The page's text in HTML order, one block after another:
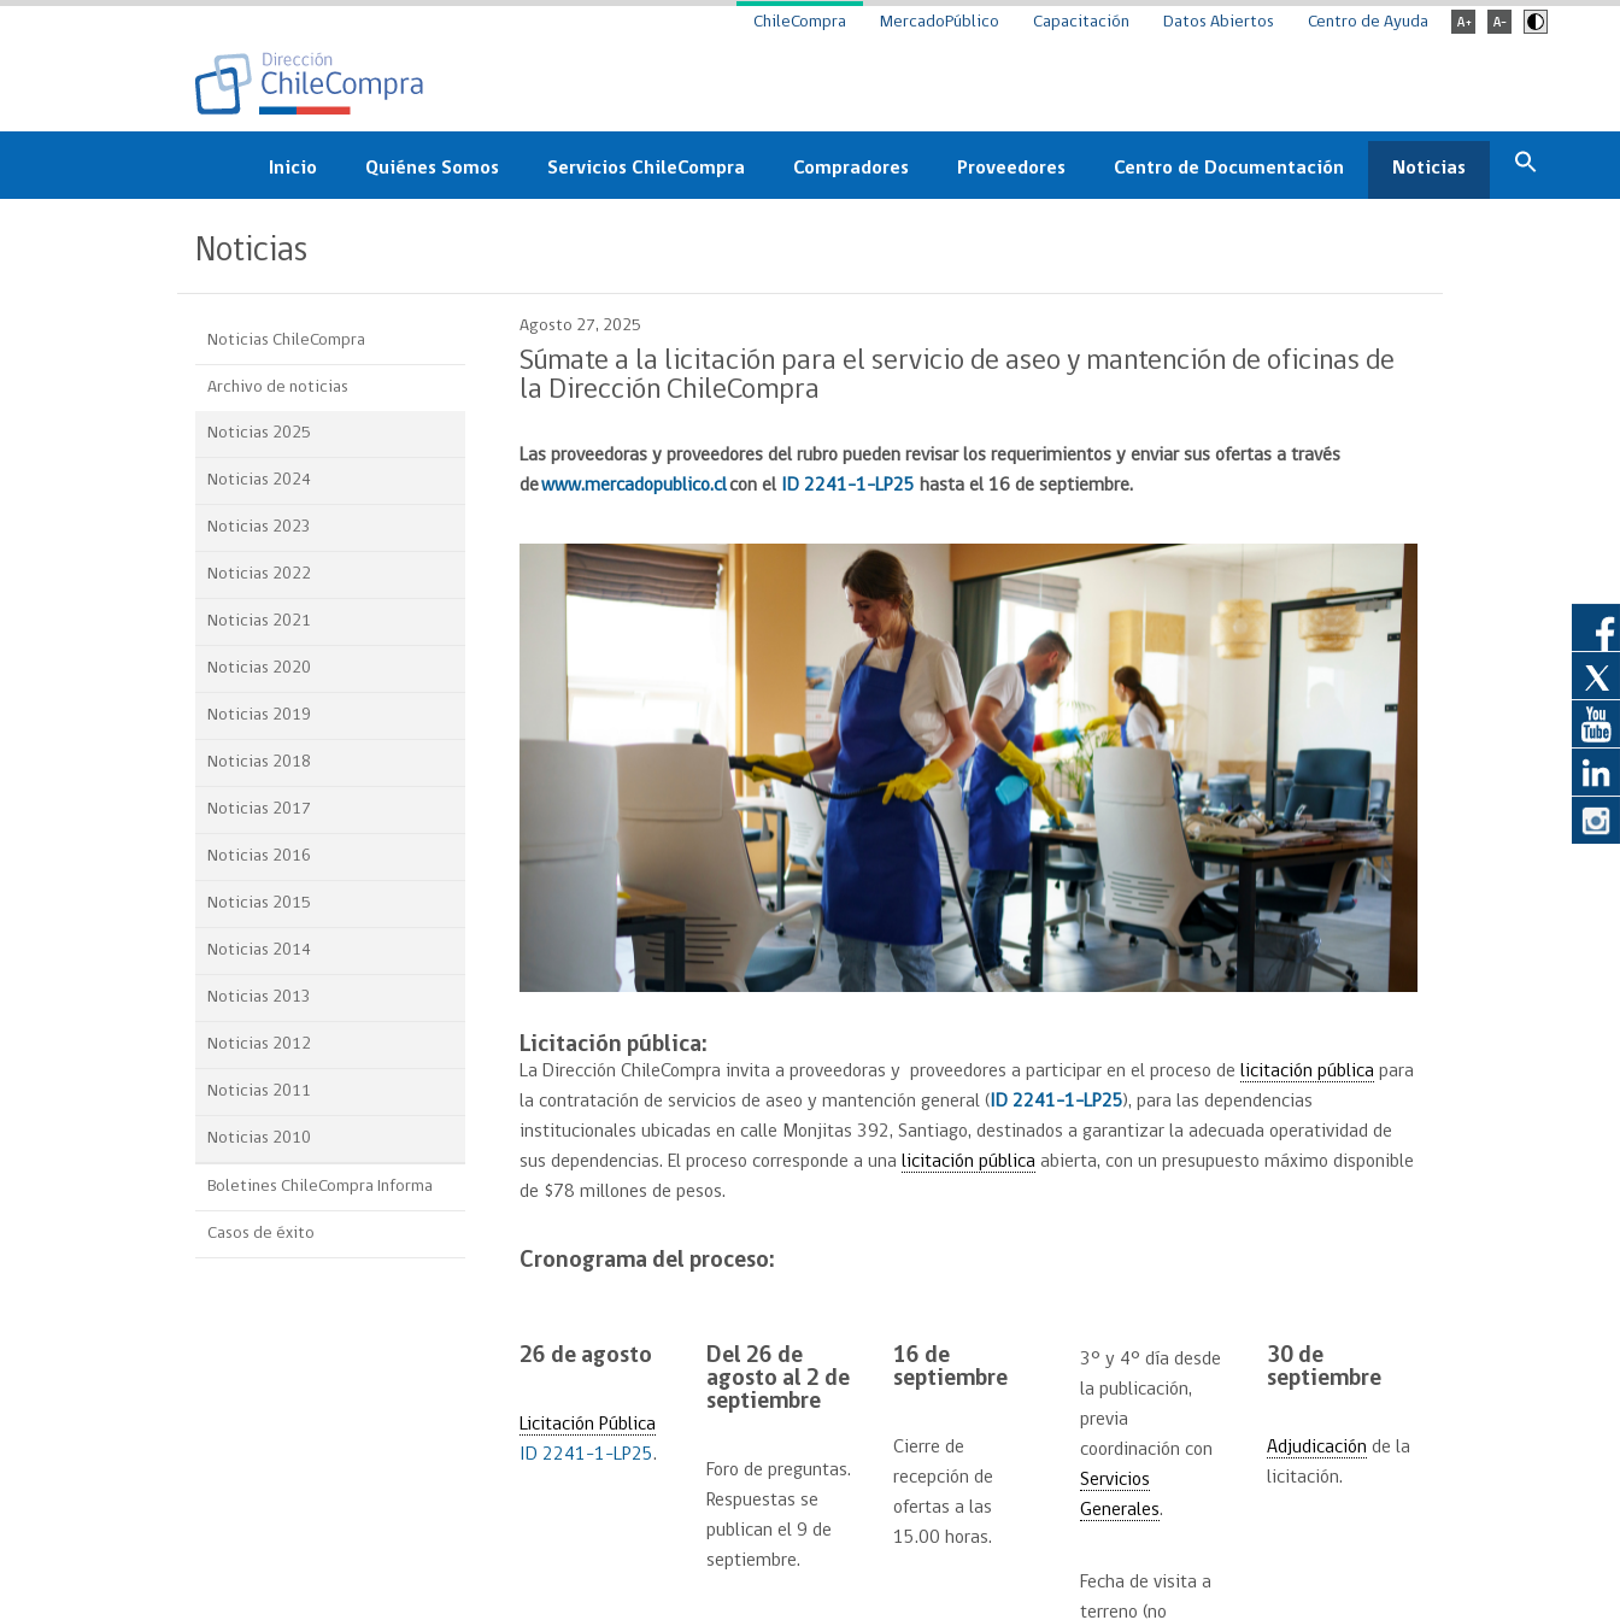
ChileCompra MercadoPúblico Capacitación Datos Abiertos Centro de Ayuda
Inicio Quiénes Somos
objetivos
Organigrama
Participación Ciudadana
Sé parte de nuestro equipo
Servicios ChileCompra
ChileCompra
Eficiencia
Capacitación ChileCompra:
Certificación competencias
Asesorías estratégicas
Datos Abiertos
API de Mercado Público
Compradores
Circular
Compra Ágil
Tipos de Licitaciones
Bases Tipo de Licitación
Trato directo
Subasta inversa
electrónica
Compra Pública de
Innovación
Gestión de Contratos
Compras públicas con
perspectiva de género
Proveedores
Convenio Marco
Trato directo
Subasta inversa
electrónica proveedor
Requisitos para obtener el
Sello Empresa Mujer
Centro de Documentación Noticias
Archivo de noticias
Boletines
ChileCompra
Noticias
Noticias ChileCompra
Archivo de noticias
Noticias 2025
Noticias 2024
Noticias 2023
Noticias 2022
Noticias 2021
Noticias 2020
Noticias 2019
Noticias 2018
Noticias 2017
Noticias 2016
Noticias 2015
Noticias 2014
Noticias 2013
Noticias 2012
Noticias 2011
Noticias 2010
Boletines ChileCompra Informa
Casos de éxito
Agosto 27, 2025
Súmate a la licitación para el servicio de aseo y mantención de oficinas de
la Dirección ChileCompra
Las proveedoras y proveedores del rubro pueden revisar los requerimientos y enviar sus ofertas a través
dewww.mercadopublico.clcon el ID 2241-1-LP25 hasta el 16 de septiembre.
Licitación pública:
La Dirección ChileCompra invita a proveedoras y proveedores a participar en el proceso delicitación pública para
la contratación de servicios de aseo y mantención general (ID 2241-1-LP25), para las dependencias
institucionales ubicadas en calle Monjitas 392, Santiago, destinados a garantizar la adecuada operatividad de
sus dependencias. El proceso corresponde a unalicitación pública abierta, con un presupuesto máximo disponible
de $78 millones de pesos.
Cronograma del proceso:
26 de agosto
Licitación Pública
ID 2241-1-LP25.
Del 26 de
agosto al 2 de
septiembre
Foro de preguntas.
Respuestas se
publican el 9 de
septiembre.
16 de
septiembre
Cierre de
recepción de
ofertas a las
15.00 horas.
3° y 4° día desde
la publicación,
previa
coordinación con
Servicios
Generales.
Fecha de visita a
terreno (no
30 de
septiembre
Adjudicación de la
licitación.